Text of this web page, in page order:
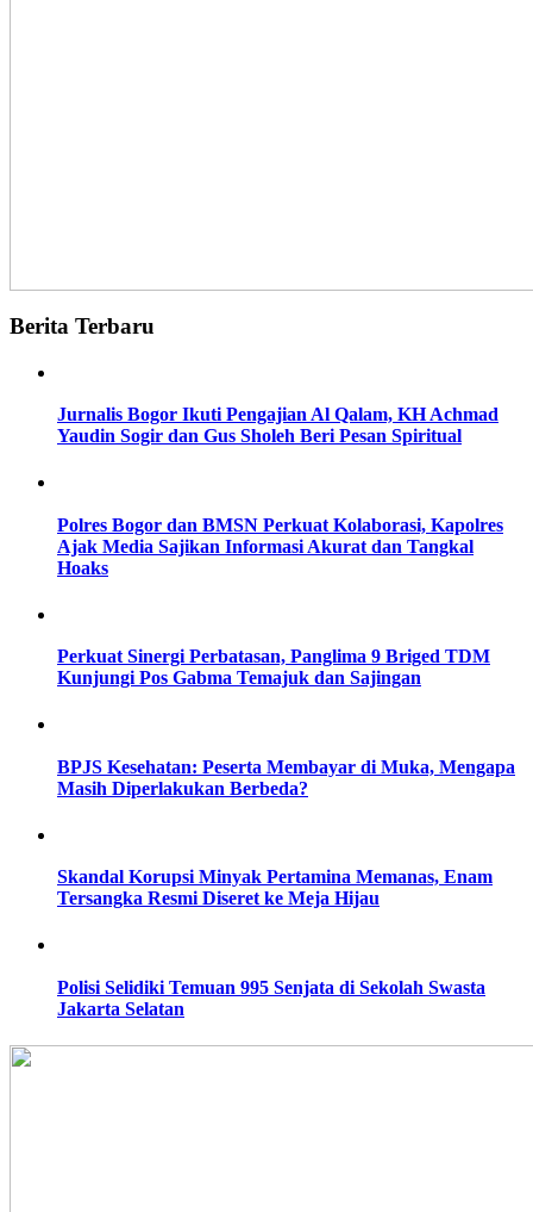
Berita Terbaru
Jurnalis Bogor Ikuti Pengajian Al Qalam, KH Achmad
Yaudin Sogir dan Gus Sholeh Beri Pesan Spiritual
Polres Bogor dan BMSN Perkuat Kolaborasi, Kapolres
Ajak Media Sajikan Informasi Akurat dan Tangkal
Hoaks
Perkuat Sinergi Perbatasan, Panglima 9 Briged TDM
Kunjungi Pos Gabma Temajuk dan Sajingan
BPJS Kesehatan: Peserta Membayar di Muka, Mengapa
Masih Diperlakukan Berbeda?
Skandal Korupsi Minyak Pertamina Memanas, Enam
Tersangka Resmi Diseret ke Meja Hijau
Polisi Selidiki Temuan 995 Senjata di Sekolah Swasta
Jakarta Selatan